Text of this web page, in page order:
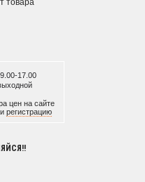
товара
17.00
цен на сайте
регистрацию